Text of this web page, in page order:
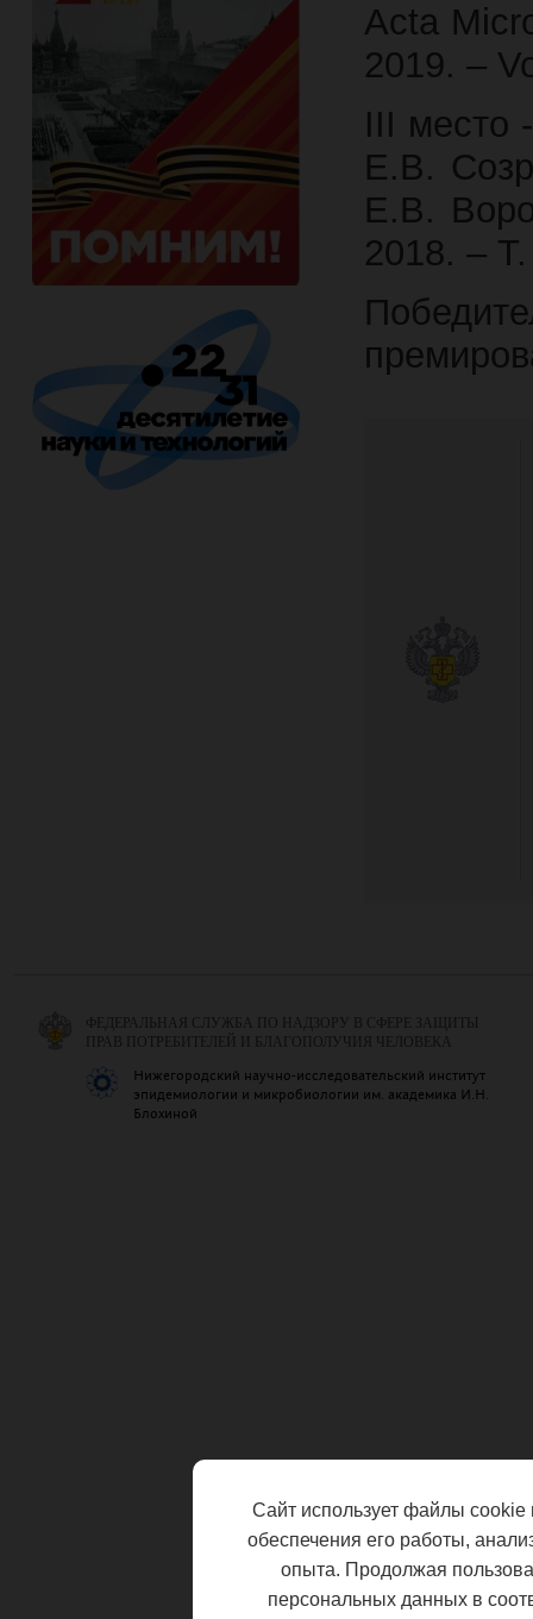
Acta
2019. –
III место
Е.В.
Е.В.
2018. –
ФЕДЕРАЛЬНАЯ СЛУЖБА ПО НАДЗОРУ В СФЕРЕ ЗАЩИТЫ
ПРАВ ПОТРЕБИТЕЛЕЙ И БЛАГОПОЛУЧИЯ ЧЕЛОВЕКА
Нижегородский научно-исследовательский институт
эпидемиологии и микробиологии им. академика И.Н.
Блохиной
Сайт использует файлы cookie
обеспечения его работы,
опыта. Продолжая
персональных данных в